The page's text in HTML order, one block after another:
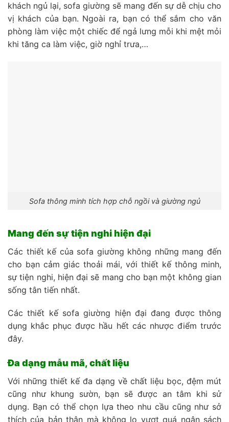
khách ngủ lại, sofa giường sẽ mang đến sự dễ chịu cho
vị khách của bạn. Ngoài ra, bạn có thể sắm cho văn
phòng làm việc một chiếc để ngả lưng mỗi khi mệt mỏi
khi tăng ca làm việc, giờ nghỉ trưa,…
Sofa thông minh tích hợp chỗ ngồi và giường ngủ
Mang đến sự tiện nghi hiện đại
Các thiết kế của sofa giường không những mang đến
cho bạn cảm giác thoải mái, với thiết kế thông minh,
sự tiện nghi, hiện đại sẽ mang cho bạn một không gian
sống tân tiến nhất.
Các thiết kế sofa giường hiện đại đang được thông
dụng khắc phục được hầu hết các nhược điểm trước
đây.
Đa dạng mẫu mã, chất liệu
Với những thiết kế đa dạng về chất liệu bọc, đệm mút
cũng như khung sườn, bạn sẽ được an tâm khi sử
dụng. Bạn có thể chọn lựa theo nhu cầu cũng như sở
thích của bản thân mà không lo vượt quá ngân sách